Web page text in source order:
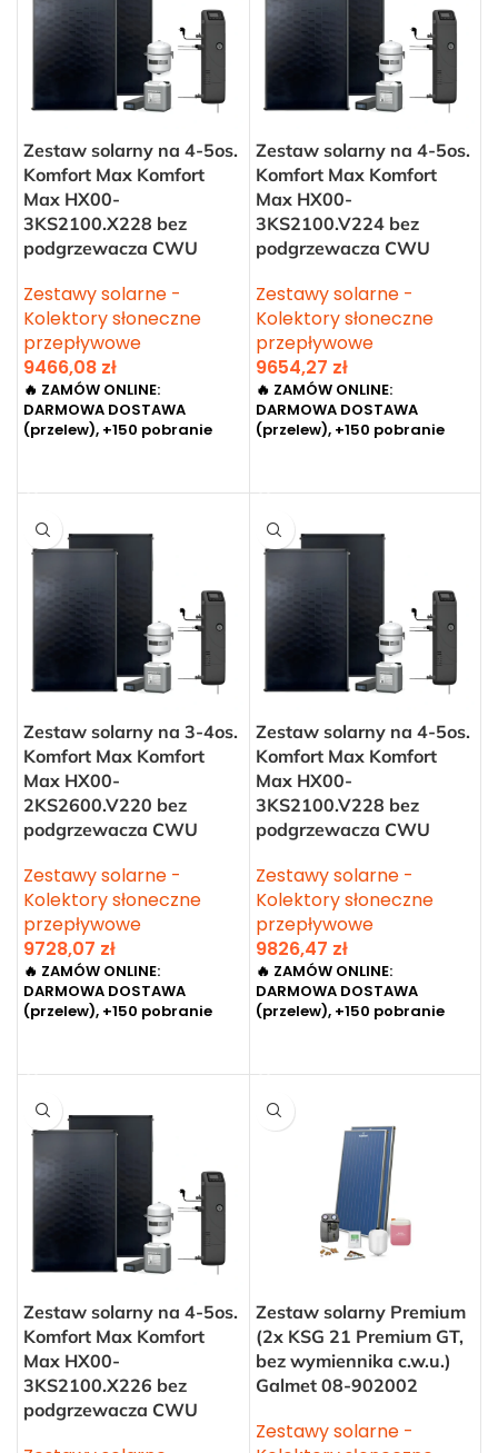
Zestaw solarny na 4-5os.
Komfort Max Komfort
Max HX00-
3KS2100.X228 bez
podgrzewacza CWU
Zestawy solarne -
Kolektory słoneczne
przepływowe
9466,08 zł
🔥 ZAMÓW ONLINE:
DARMOWA DOSTAWA
(przelew), +150 pobranie
Zestaw solarny na 4-5os.
Komfort Max Komfort
Max HX00-
3KS2100.V224 bez
podgrzewacza CWU
Zestawy solarne -
Kolektory słoneczne
przepływowe
9654,27 zł
🔥 ZAMÓW ONLINE:
DARMOWA DOSTAWA
(przelew), +150 pobranie
Zestaw solarny na 3-4os.
Komfort Max Komfort
Max HX00-
2KS2600.V220 bez
podgrzewacza CWU
Zestawy solarne -
Kolektory słoneczne
przepływowe
9728,07 zł
🔥 ZAMÓW ONLINE:
DARMOWA DOSTAWA
(przelew), +150 pobranie
Zestaw solarny na 4-5os.
Komfort Max Komfort
Max HX00-
3KS2100.V228 bez
podgrzewacza CWU
Zestawy solarne -
Kolektory słoneczne
przepływowe
9826,47 zł
🔥 ZAMÓW ONLINE:
DARMOWA DOSTAWA
(przelew), +150 pobranie
Zestaw solarny na 4-5os.
Komfort Max Komfort
Max HX00-
3KS2100.X226 bez
podgrzewacza CWU
Zestaw solarny Premium
(2x KSG 21 Premium GT,
bez wymiennika c.w.u.)
Galmet 08-902002
Zestawy solarne -